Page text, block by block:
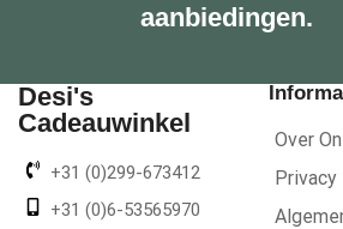
aanbiedingen.
Desi's
Cadeauwinkel
+31 (0)299-673412
+31 (0)6-53565970
Over
Privacy